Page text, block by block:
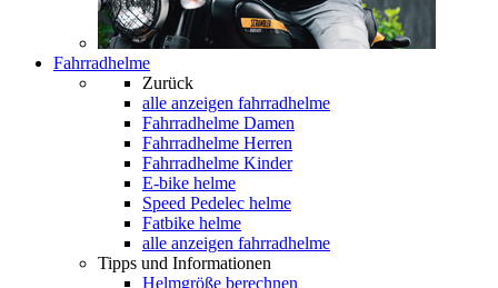
Fahrradhelme
Zurück
alle anzeigen fahrradhelme
Fahrradhelme Damen
Fahrradhelme Herren
Fahrradhelme Kinder
E-bike helme
Speed Pedelec helme
Fatbike helme
alle anzeigen fahrradhelme
Tipps und Informationen
Helmgröße berechnen